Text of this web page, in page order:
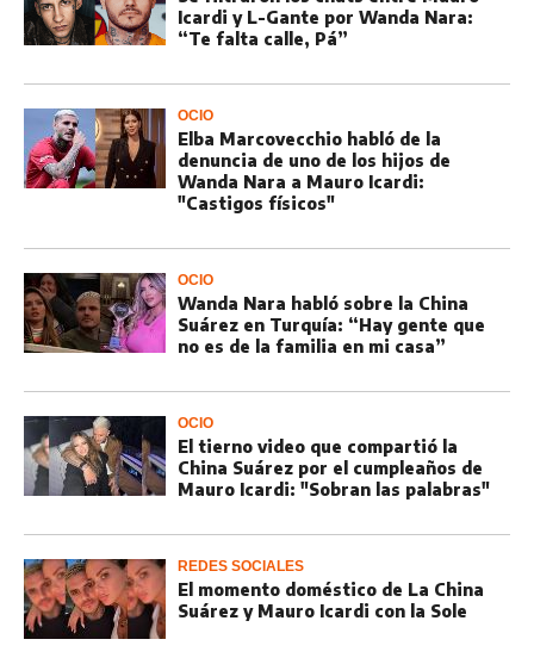
Icardi y L-Gante por Wanda Nara:
“Te falta calle, Pá”
OCIO
Elba Marcovecchio habló de la
denuncia de uno de los hijos de
Wanda Nara a Mauro Icardi:
"Castigos físicos"
OCIO
Wanda Nara habló sobre la China
Suárez en Turquía: “Hay gente que
no es de la familia en mi casa”
OCIO
El tierno video que compartió la
China Suárez por el cumpleaños de
Mauro Icardi: "Sobran las palabras"
REDES SOCIALES
El momento doméstico de La China
Suárez y Mauro Icardi con la Sole